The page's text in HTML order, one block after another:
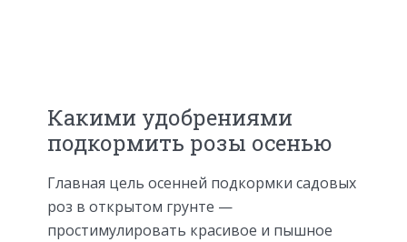
Какими удобрениями
подкормить розы осенью
Главная цель осенней подкормки садовых
роз в открытом грунте —
простимулировать красивое и пышное